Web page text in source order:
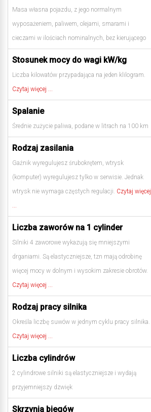
Masa własna pojazdu, z jego normalnym
wyposażeniem, paliwem, olejami, smarami i
cieczami w ilościach nominalnych, bez kierującego
Stosunek mocy do wagi kW/kg
Liczba kilowatów przypadająca na jeden klilogram.
Czytaj więcej ...
Spalanie
Średnie zużycie paliwa, podane w litrach na 100 km
Rodzaj zasilania
Gaźnik wyregulujesz śrubokrętem, wtrysk
(komputer) wyregulujesz tylko w serwisie. Jednak
wtrysk nie wymaga częstych regulacji. Czytaj więcej
...
Liczba zaworów na 1 cylinder
Silniki 4 zaworowe wykazują się mniejszymi
drganiami. Są elastyczniejsze, tzn mają odrobinę
więcej mocy w dolnym i wysokim zakresie obrotów.
Czytaj więcej ...
Rodzaj pracy silnika
Określa liczbę suwów w jednym cyklu pracy silnika.
Czytaj więcej ...
Liczba cylindrów
2 cylindrowe silniki są elastyczniejsze i wydają
przyjemniejszy dzwięk
Skrzynia biegów